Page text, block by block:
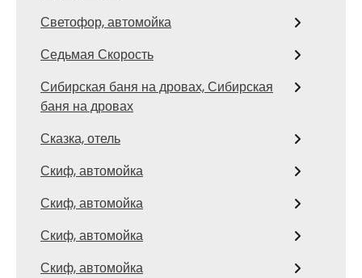
Светофор, автомойка
Седьмая Скорость
Сибирская баня на дровах, Сибирская
баня на дровах
Сказка, отель
Скиф, автомойка
Скиф, автомойка
Скиф, автомойка
Скиф, автомойка